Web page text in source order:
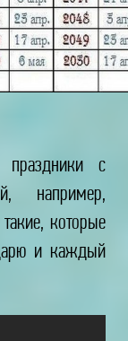
праздники с
например,
которые
и каждый